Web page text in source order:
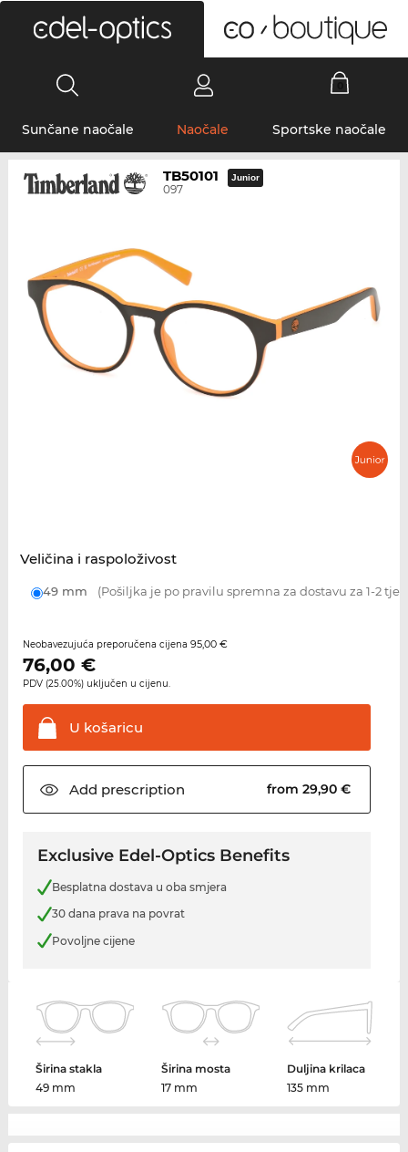
Sunčane naočale Naočale Sportske naočale
TB50101
097
Junior
Veličina i raspoloživost
49 mm (Pošiljka je po pravilu spremna za dostavu za 1-2
Neobavezujuća preporučena cijena 95,00 €
76,00 €
PDV (25.00%) uključen u cijenu.
U košaricu
Add prescription from 29,90 €
Exclusive Edel-Optics Benefits
Besplatna dostava u oba smjera
30 dana prava na povrat
Povoljne cijene
Širina stakla
49 mm
Širina mosta
17 mm
Duljina krilaca
135 mm